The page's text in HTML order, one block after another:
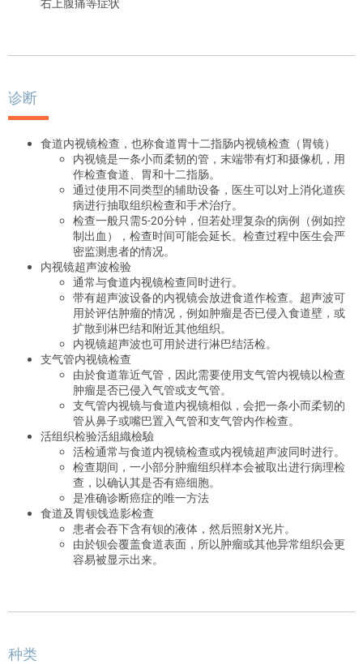
右上腹痛等症状
诊断
食道内视镜检查，也称食道胃十二指肠内视镜检查（胃镜）
内视镜是一条小而柔韧的管，末端带有灯和摄像机，用
作检查食道、胃和十二指肠。
通过使用不同类型的辅助设备，医生可以对上消化道疾
病进行抽取组织检查和手术治疗。
检查一般只需5-20分钟，但若处理复杂的病例（例如控
制出血），检查时间可能会延长。检查过程中医生会严
密监测患者的情况。
内视镜超声波检验
通常与食道内视镜检查同时进行。
带有超声波设备的内视镜会放进食道作检查。超声波可
用於评估肿瘤的情况，例如肿瘤是否已侵入食道壁，或
扩散到淋巴结和附近其他组织。
内视镜超声波也可用於进行淋巴结活检。
支气管内视镜检查
由於食道靠近气管，因此需要使用支气管内视镜以检查
肿瘤是否已侵入气管或支气管。
支气管内视镜与食道内视镜相似，会把一条小而柔韧的
管从鼻子或嘴巴置入气管和支气管内作检查。
活组织检验活組織檢驗
活检通常与食道内视镜检查或内视镜超声波同时进行。
检查期间，一小部分肿瘤组织样本会被取出进行病理检
查，以确认其是否有癌细胞。
是准确诊断癌症的唯一方法
食道及胃钡饯造影检查
患者会吞下含有钡的液体，然后照射X光片。
由於钡会覆盖食道表面，所以肿瘤或其他异常组织会更
容易被显示出来。
种类